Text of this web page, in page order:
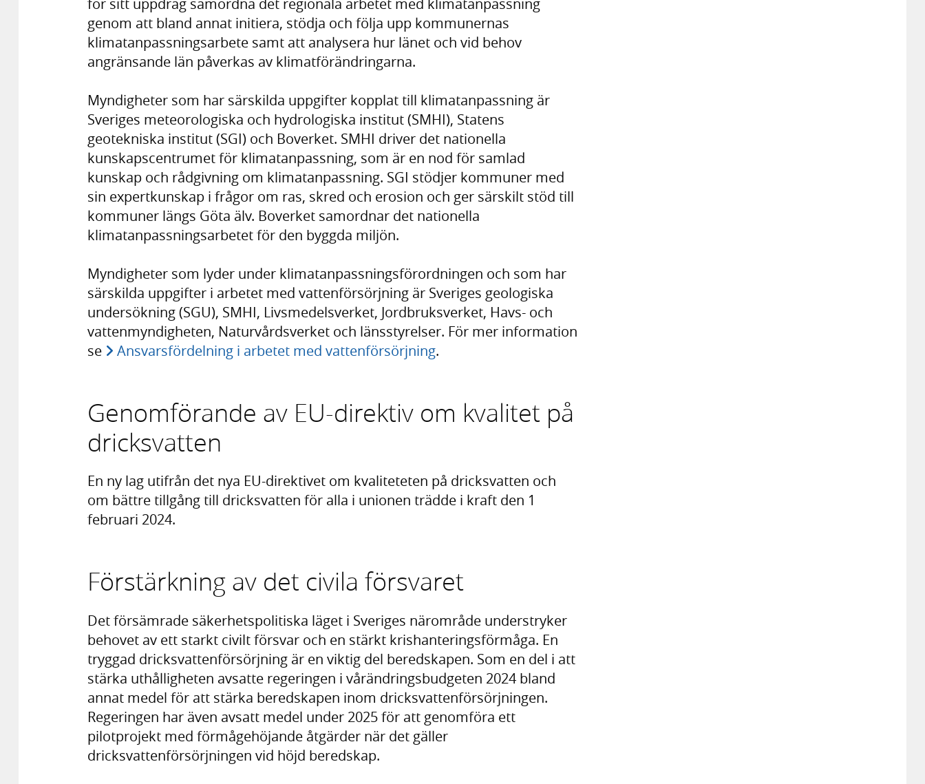
genom att bland annat initiera, stödja och följa upp kommunernas
klimatanpassningsarbete samt att analysera hur länet och vid behov
angränsande län påverkas av klimatförändringarna.
Myndigheter som har särskilda uppgifter kopplat till klimatanpassning är
Sveriges meteorologiska och hydrologiska institut (SMHI), Statens
geotekniska institut (SGI) och Boverket. SMHI driver det nationella
kunskapscentrumet för klimatanpassning, som är en nod för samlad
kunskap och rådgivning om klimatanpassning. SGI stödjer kommuner med
sin expertkunskap i frågor om ras, skred och erosion och ger särskilt stöd till
kommuner längs Göta älv. Boverket samordnar det nationella
klimatanpassningsarbetet för den byggda miljön.
Myndigheter som lyder under klimatanpassningsförordningen och som har
särskilda uppgifter i arbetet med vattenförsörjning är Sveriges geologiska
undersökning (SGU), SMHI, Livsmedelsverket, Jordbruksverket, Havs- och
vattenmyndigheten, Naturvårdsverket och länsstyrelser. För mer information
se
Ansvarsfördelning i arbetet med vattenförsörjning.
Genomförande av EU-direktiv om kvalitet på
dricksvatten
En ny lag utifrån det nya EU-direktivet om kvaliteteten på dricksvatten och
om bättre tillgång till dricksvatten för alla i unionen trädde i kraft den 1
februari 2024.
Förstärkning av det civila försvaret
Det försämrade säkerhetspolitiska läget i Sveriges närområde understryker
behovet av ett starkt civilt försvar och en stärkt krishanteringsförmåga. En
tryggad dricksvattenförsörjning är en viktig del beredskapen. Som en del i att
stärka uthålligheten avsatte regeringen i vårändringsbudgeten 2024 bland
annat medel för att stärka beredskapen inom dricksvattenförsörjningen.
Regeringen har även avsatt medel under 2025 för att genomföra ett
pilotprojekt med förmågehöjande åtgärder när det gäller
dricksvattenförsörjningen vid höjd beredskap.